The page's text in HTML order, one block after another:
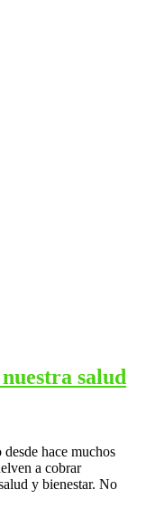
salud
hace muchos
a cobrar
y bienestar. No